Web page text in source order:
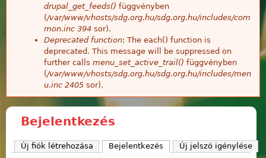
drupal_get_feeds() függvényben
(/var/www/vhosts/sdg.org.hu/sdg.org.hu/includes/com
mon.inc 394 sor).
Deprecated function: The each() function is
deprecated. This message will be suppressed on
further calls menu_set_active_trail() függvényben
(/var/www/vhosts/sdg.org.hu/sdg.org.hu/includes/men
u.inc 2405 sor).
Bejelentkezés
Új fiók létrehozása Bejelentkezés (aktív fül)
Új jelszó igénylése